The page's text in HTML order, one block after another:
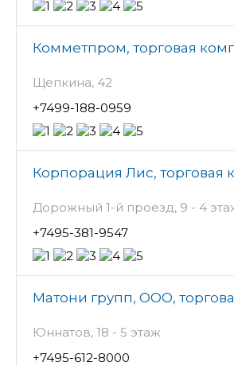
Комметпром, торговая
Щепкина, 42
+7499-188-0959
Корпорация Лис, торговая
Дорожный 1-й проезд, 9 - 4
+7495-381-9547
Матони групп, ООО,
Юннатов, 18 - 5 этаж
+7495-612-8000